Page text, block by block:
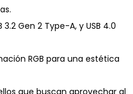
Gen 2 Type-A, y USB 4.0
RGB para una estética